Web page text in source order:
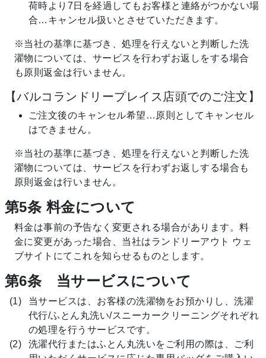
荷時より7日を経過してもお客様と連絡がつかない場
合…キャンセル扱いとさせていただきます。
※当社の基準に基づき、処理を行えないと判断した洗
濯物については、サービスを行わずお返しをする場合
も原則返金は行いません。
【バルコランドリープレイス店頭でのご注文】
ご注文後のキャンセル希望…原則としてキャンセル
はできません。
※当社の基準に基づき、処理を行えないと判断した洗
濯物については、サービスを行わずお返しする場合も
原則返金は行いません。
第5条 料金について
料金は事前の予告なく変更される場合があります。料
金に変更があった場合、当社はランドリーアウト ウェ
ブサイトにてこれを知らせるものとします。
第6条 当サービスについて
当サービスは、お客様の洗濯物をお預かりし、洗濯
代行/ふとん丸洗い/スニーカークリーニングそれぞれ
の処理を行うサービスです。
洗濯代行またはふとん丸洗いをご利用の際は、ご利